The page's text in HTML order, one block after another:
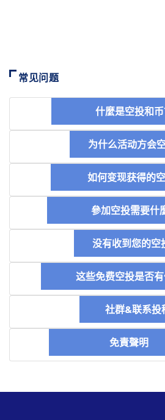
常见问题
什麼是空投
为什么活动方会空
如何变现获得的
參加空投需要
没有收到您的空
这些免费空投是否
社群&联系投
免責